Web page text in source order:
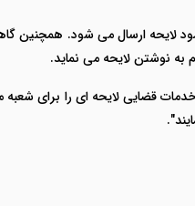
لایحه ارسال می شود. همچنین
به نوشتن لایحه می نماید.
قضایی لایحه ای را برای شعبه